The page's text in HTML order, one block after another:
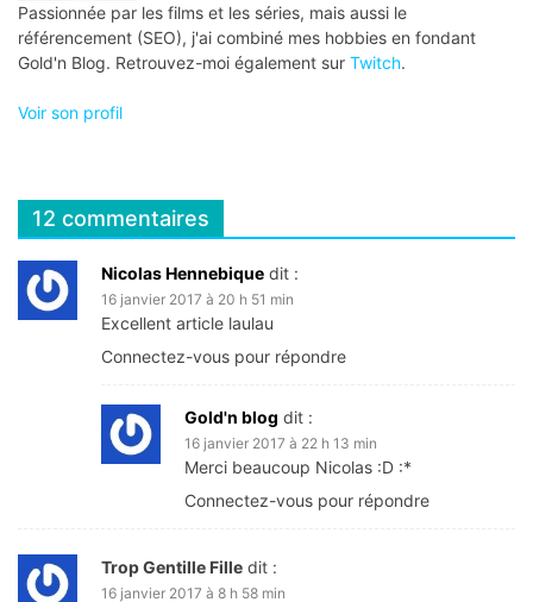
Passionnée par les films et les séries, mais aussi le
référencement (SEO), j'ai combiné mes hobbies en fondant
Gold'n Blog. Retrouvez-moi également sur Twitch.
Voir son profil
12 commentaires
Nicolas Hennebique dit :
16 janvier 2017 à 20 h 51 min
Excellent article laulau
Connectez-vous pour répondre
Gold'n blog dit :
16 janvier 2017 à 22 h 13 min
Merci beaucoup Nicolas :D :*
Connectez-vous pour répondre
Trop Gentille Fille dit :
16 janvier 2017 à 8 h 58 min